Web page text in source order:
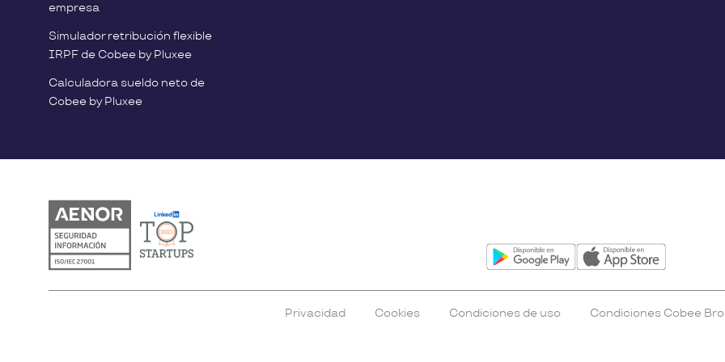
empresa
Simulador retribución flexible
IRPF de Cobee by Pluxee
Calculadora sueldo neto de
Cobee by Pluxee
Privacidad Cookies Condiciones de uso Condiciones Cobee